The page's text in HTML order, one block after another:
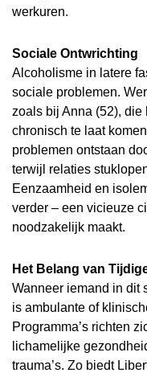
werkuren.
Sociale Ontwrichting
Alcoholisme in latere
sociale problemen.
zoals bij Anna (52),
chronisch te laat
problemen ontstaan
terwijl relaties
Eenzaamheid en
verder – een vicieuze
noodzakelijk maakt.
Het Belang van
Wanneer iemand in dit
is ambulante of
Programma’s richten
lichamelijke
trauma’s. Zo biedt